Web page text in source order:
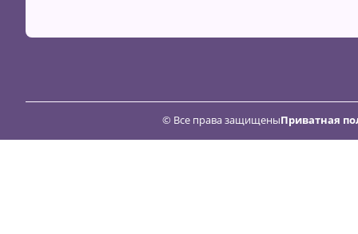
© Все права защищеныПриватная